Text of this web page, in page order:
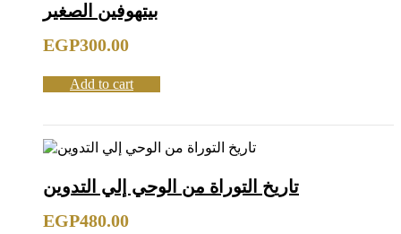
بيتهوفين الصغير
EGP300.00
Add to cart
تاريخ التوراة من الوحي إلي التدوين
EGP480.00